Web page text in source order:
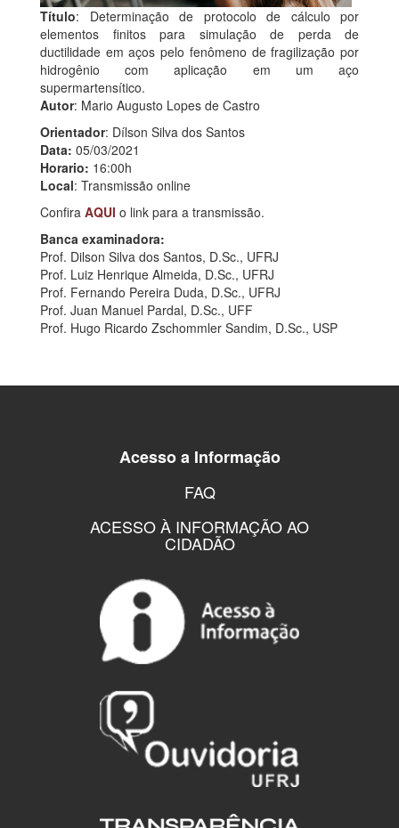
Título: Determinação de protocolo de cálculo por
elementos finitos para simulação de perda de
ductilidade em aços pelo fenômeno de fragilização por
hidrogênio com aplicação em um aço
supermartensítico.
Autor: Mario Augusto Lopes de Castro
Orientador: Dílson Silva dos Santos
Data: 05/03/2021
Horario: 16:00h
Local: Transmissão online
Confira AQUI o link para a transmissão.
Banca examinadora:
Prof. Dilson Silva dos Santos, D.Sc., UFRJ
Prof. Luiz Henrique Almeida, D.Sc., UFRJ
Prof. Fernando Pereira Duda, D.Sc., UFRJ
Prof. Juan Manuel Pardal, D.Sc., UFF
Prof. Hugo Ricardo Zschommler Sandim, D.Sc., USP
Acesso a Informação
FAQ
ACESSO À INFORMAÇÃO AO
CIDADÃO